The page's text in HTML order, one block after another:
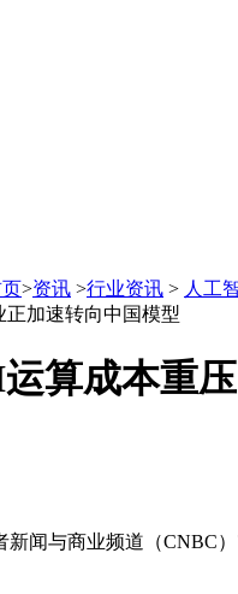
>资讯 >行业资讯 > 人工
正加速转向中国模型
算成本重
闻与商业频道（CNBC